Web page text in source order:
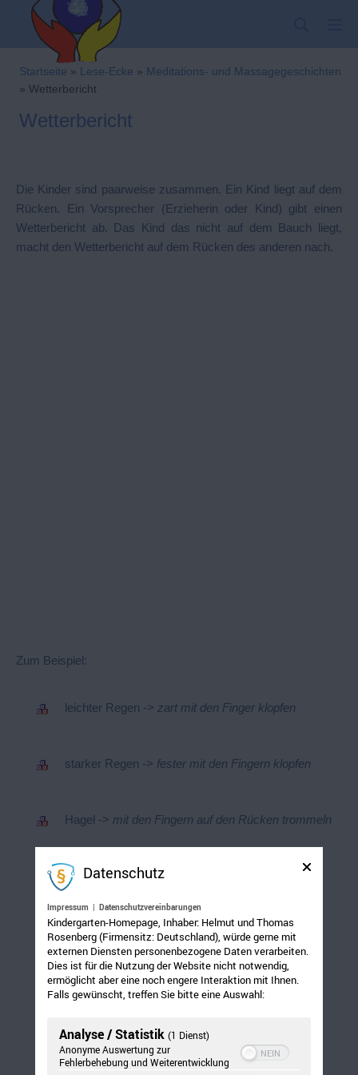
springen
Kindergarten-
Startseite » Lese-Ecke » Meditations- und Massagegeschichten
» Wetterbericht
Wetterbericht
Die Kinder sind paarweise zusammen. Ein Kind liegt auf dem
Rücken. Ein Vorsprecher (Erzieherin oder Kind) gibt einen
Wetterbericht ab. Das Kind das nicht auf dem Bauch liegt,
macht den Wetterbericht auf dem Rücken des anderen nach.
Zum Beispiel:
leichter Regen -> zart mit den Finger klopfen
starker Regen -> fester mit den Fingern klopfen
Hagel -> mit den Fingern auf den Rücken trommeln
Blitze ->zickzack Striche auf den Rücken malen
Donner ->
mit den Fäusten auf den Rücken
trommeln (Vorsicht: nicht zu feste)
bis es warm wird
Datenschutz
Impressum | Datenschutzvereinbarungen
Kindergarten-Homepage, Inhaber: Helmut und Thomas
Rosenberg (Firmensitz: Deutschland), würde gerne mit
externen Diensten personenbezogene Daten verarbeiten.
Dies ist für die Nutzung der Website nicht notwendig,
ermöglicht aber eine noch engere Interaktion mit Ihnen.
Falls gewünscht, treffen Sie bitte eine Auswahl:
Analyse / Statistik (1 Dienst)
Anonyme Auswertung zur
Fehlerbehebung und Weiterentwicklung